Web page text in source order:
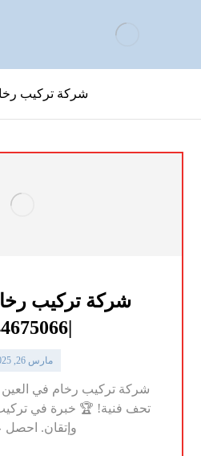
شركة تركيب
شركة تركيب
|0544675066
مارس 26, 2025
شركة تركيب رخام في
تحف فنية! 🏆 خبرة في تركيب
وإتقان. احصل